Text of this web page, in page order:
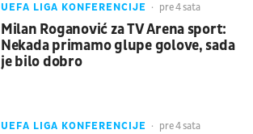
UEFA LIGA KONFERENCIJE pre 4 sata
Milan Roganović za TV Arena sport:
Nekada primamo glupe golove, sada
je bilo dobro
UEFA LIGA KONFERENCIJE pre 4 sata